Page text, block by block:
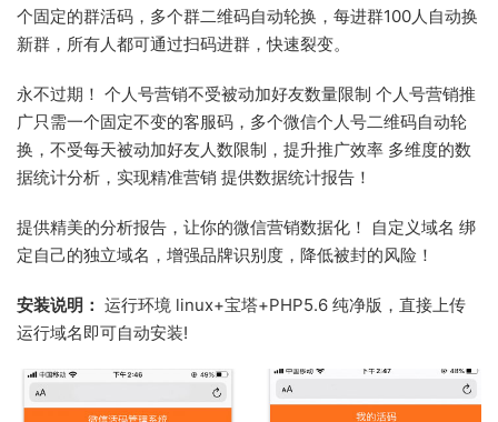
个固定的群活码，多个群二维码自动轮换，每进群100人自动换
新群，所有人都可通过扫码进群，快速裂变。
永不过期！ 个人号营销不受被动加好友数量限制 个人号营销推
广只需一个固定不变的客服码，多个微信个人号二维码自动轮
换，不受每天被动加好友人数限制，提升推广效率 多维度的数
据统计分析，实现精准营销 提供数据统计报告！
提供精美的分析报告，让你的微信营销数据化！ 自定义域名 绑
定自己的独立域名，增强品牌识别度，降低被封的风险！
安装说明： 运行环境 linux+宝塔+PHP5.6 纯净版，直接上传
运行域名即可自动安装!